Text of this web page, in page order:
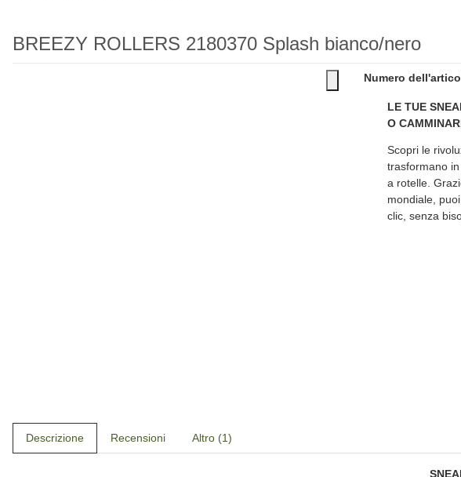
BREEZY ROLLERS 2180370 Splash bianco/nero
Numero
LE TUE
O
Scopri le
trasformano
a rotelle.
mondiale,
clic, senza
Descrizione Recensioni Altro (1)